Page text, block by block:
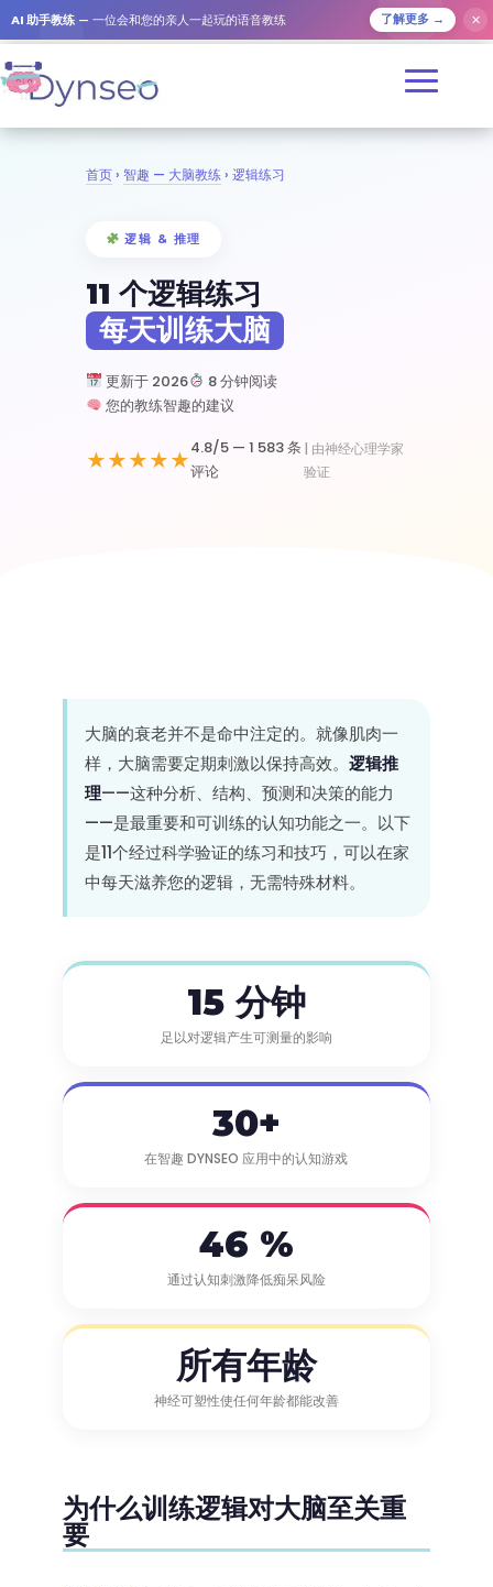
AI 助手教练 — 一位会和您的亲人一起玩的语音教练 了解更多 → ✕
首页›智趣 — 大脑教练 › 逻辑练习
逻辑 & 推理
11 个逻辑练习
每天训练大脑
更新于 2026
8 分钟阅读
您的教练智趣的建议
★★★★★4.8/5 —1 583 条
评论
| 由神经心理学家
验证
大脑的衰老并不是命中注定的。就像肌肉一
样，大脑需要定期刺激以保持高效。 逻辑推
理——这种分析、结构、预测和决策的能力
——是最重要和可训练的认知功能之一。以下
是11个经过科学验证的练习和技巧，可以在家
中每天滋养您的逻辑，无需特殊材料。
15 分钟
足以对逻辑产生可测量的影响
30+
在智趣 DYNSEO 应用中的认知游戏
46 %
通过认知刺激降低痴呆风险
所有年龄
神经可塑性使任何年龄都能改善
为什么训练逻辑对大脑至关重
要